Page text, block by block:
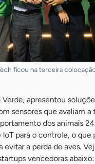
ficou na terceira
Verde, apresentou
sensores que avaliam a
dos animais 24
para o controle, o que
evitar a perda de aves.
vencedoras abaixo: